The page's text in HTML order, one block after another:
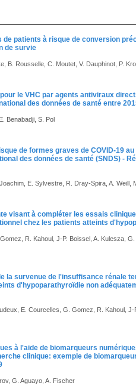
patients à risque de conversion
de survie
B. Rousselle, C. Moutet, V. Dauphinot, P.
le VHC par agents antiviraux
des données de santé entre
Benabadji, S. Pol
de formes graves de COVID-19
des données de santé (SNDS) -
E. Sylvestre, R. Dray-Spira, A. Weill,
visant à compléter les essais
chez les patients atteints
R. Kahoul, J-P. Boissel, A. Kulesza,
la survenue de l'insuffisance rénale
d'hypoparathyroïdie non
E. Courcelles, G. Gomez, R. Kahoul, J-
à l'aide de biomarqueurs
clinique: exemple de
G. Aguayo, A. Fischer